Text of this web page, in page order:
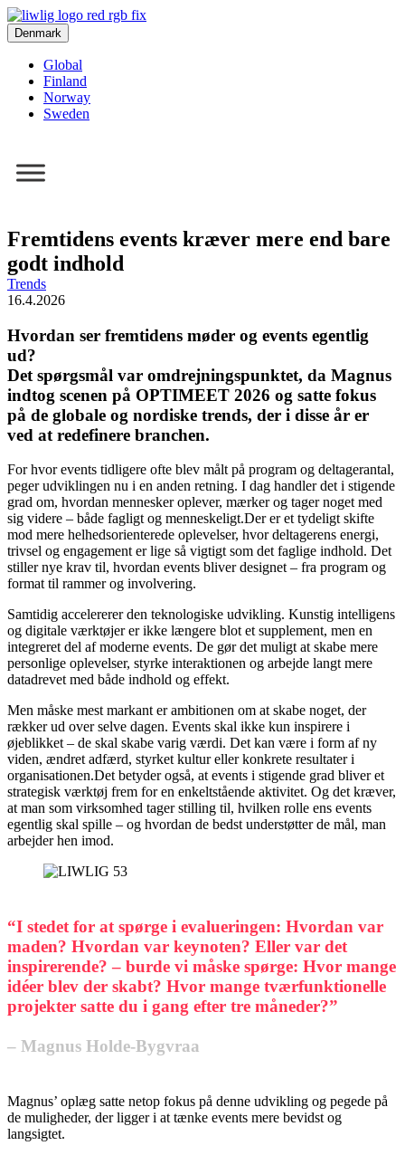
Denmark
Global
Finland
Norway
Sweden
Fremtidens events kræver mere end bare
godt indhold
Trends
16.4.2026
Hvordan ser fremtidens møder og events egentlig
ud?
Det spørgsmål var omdrejningspunktet, da Magnus
indtog scenen på OPTIMEET 2026 og satte fokus
på de globale og nordiske trends, der i disse år er
ved at redefinere branchen.
For hvor events tidligere ofte blev målt på program og deltagerantal,
peger udviklingen nu i en anden retning. I dag handler det i stigende
grad om, hvordan mennesker oplever, mærker og tager noget med
sig videre – både fagligt og menneskeligt.Der er et tydeligt skifte
mod mere helhedsorienterede oplevelser, hvor deltagerens energi,
trivsel og engagement er lige så vigtigt som det faglige indhold. Det
stiller nye krav til, hvordan events bliver designet – fra program og
format til rammer og involvering.
Samtidig accelererer den teknologiske udvikling. Kunstig intelligens
og digitale værktøjer er ikke længere blot et supplement, men en
integreret del af moderne events. De gør det muligt at skabe mere
personlige oplevelser, styrke interaktionen og arbejde langt mere
datadrevet med både indhold og effekt.
Men måske mest markant er ambitionen om at skabe noget, der
rækker ud over selve dagen. Events skal ikke kun inspirere i
øjeblikket – de skal skabe varig værdi. Det kan være i form af ny
viden, ændret adfærd, styrket kultur eller konkrete resultater i
organisationen.Det betyder også, at events i stigende grad bliver et
strategisk værktøj frem for en enkeltstående aktivitet. Og det kræver,
at man som virksomhed tager stilling til, hvilken rolle ens events
egentlig skal spille – og hvordan de bedst understøtter de mål, man
arbejder hen imod.
“I stedet for at spørge i evalueringen: Hvordan var
maden? Hvordan var keynoten? Eller var det
inspirerende? – burde vi måske spørge: Hvor mange
idéer blev der skabt? Hvor mange tværfunktionelle
projekter satte du i gang efter tre måneder?”
– Magnus Holde-Bygvraa
Magnus’ oplæg satte netop fokus på denne udvikling og pegede på
de muligheder, der ligger i at tænke events mere bevidst og
langsigtet.